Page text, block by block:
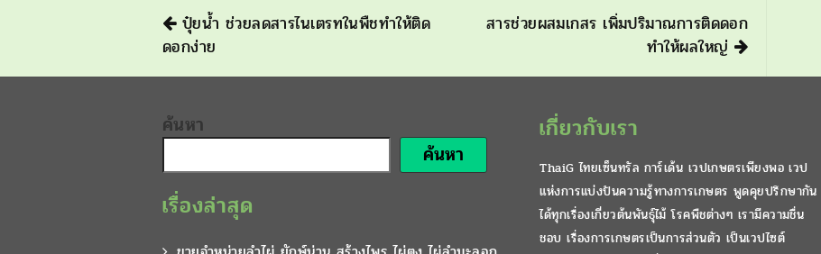
นำทาง
ปุ๋ยน้ำ ช่วยลดสารไนเตรทในพืชทำให้ติด
ดอกง่าย
สารช่วยผสมเกสร เพิ่มปริมาณการติดดอก
ทำให้ผลใหญ่
ค้นหา
ค้นหา
เรื่องล่าสุด
เกี่ยวกับเรา
ThaiG ไทยเซ็นทรัล การ์เด้น เวปเกษตรเพียงพอ เวป
แห่งการแบ่งปันความรู้ทางการเกษตร พูดคุยปรึกษากัน
ได้ทุกเรื่องเกี่ยวต้นพันธุ์ไม้ โรคพืชต่างๆ เรามีความชื่น
ชอบ เรื่องการเกษตรเป็นการส่วนตัว เป็นเวปไซต์